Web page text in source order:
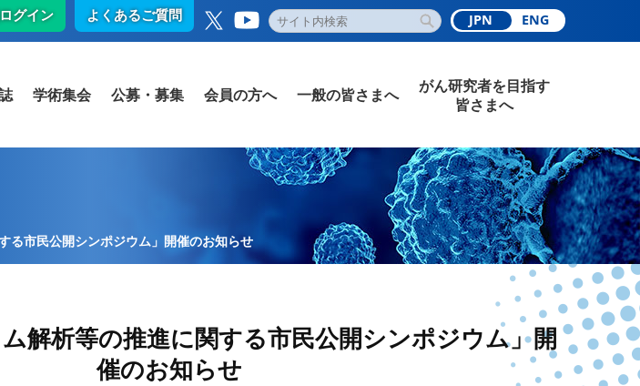
グイン よくあるご質問 JPN ENG
学術集会 公募・募集 会員の方へ 一般の皆さまへ
がん研究者を目指す
皆さまへ
る市民公開シンポジウム」開催のお知らせ
解析等の推進に関する市民公開シンポジウム」開
催のお知らせ